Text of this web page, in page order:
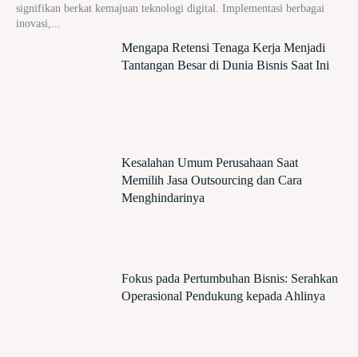
signifikan berkat kemajuan teknologi digital. Implementasi berbagai
inovasi,...
Mengapa Retensi Tenaga Kerja Menjadi
Tantangan Besar di Dunia Bisnis Saat Ini
Kesalahan Umum Perusahaan Saat
Memilih Jasa Outsourcing dan Cara
Menghindarinya
Fokus pada Pertumbuhan Bisnis: Serahkan
Operasional Pendukung kepada Ahlinya